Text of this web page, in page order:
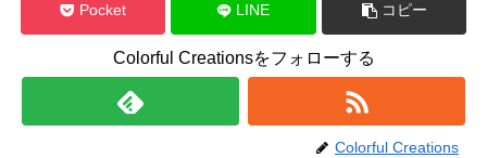
Pocket LINE コピー
Colorful Creationsをフォローする
Colorful Creations